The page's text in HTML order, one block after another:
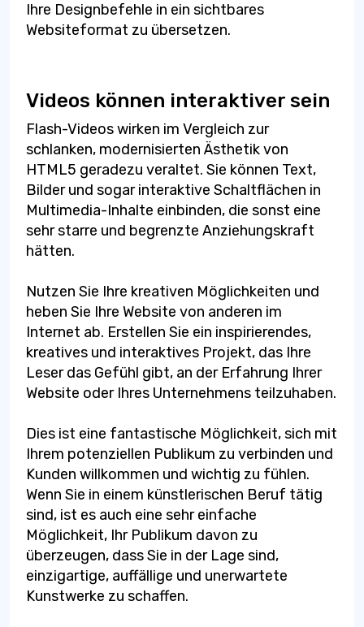
Ihre Designbefehle in ein sichtbares
Websiteformat zu übersetzen.
Videos können interaktiver sein
Flash-Videos wirken im Vergleich zur
schlanken, modernisierten Ästhetik von
HTML5 geradezu veraltet. Sie können Text,
Bilder und sogar interaktive Schaltflächen in
Multimedia-Inhalte einbinden, die sonst eine
sehr starre und begrenzte Anziehungskraft
hätten.
Nutzen Sie Ihre kreativen Möglichkeiten und
heben Sie Ihre Website von anderen im
Internet ab. Erstellen Sie ein inspirierendes,
kreatives und interaktives Projekt, das Ihre
Leser das Gefühl gibt, an der Erfahrung Ihrer
Website oder Ihres Unternehmens teilzuhaben.
Dies ist eine fantastische Möglichkeit, sich mit
Ihrem potenziellen Publikum zu verbinden und
Kunden willkommen und wichtig zu fühlen.
Wenn Sie in einem künstlerischen Beruf tätig
sind, ist es auch eine sehr einfache
Möglichkeit, Ihr Publikum davon zu
überzeugen, dass Sie in der Lage sind,
einzigartige, auffällige und unerwartete
Kunstwerke zu schaffen.